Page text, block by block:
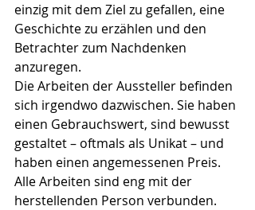
einzig mit dem Ziel zu gefallen, eine
Geschichte zu erzählen und den
Betrachter zum Nachdenken
anzuregen.
Die Arbeiten der Aussteller befinden
sich irgendwo dazwischen. Sie haben
einen Gebrauchswert, sind bewusst
gestaltet – oftmals als Unikat – und
haben einen angemessenen Preis.
Alle Arbeiten sind eng mit der
herstellenden Person verbunden.